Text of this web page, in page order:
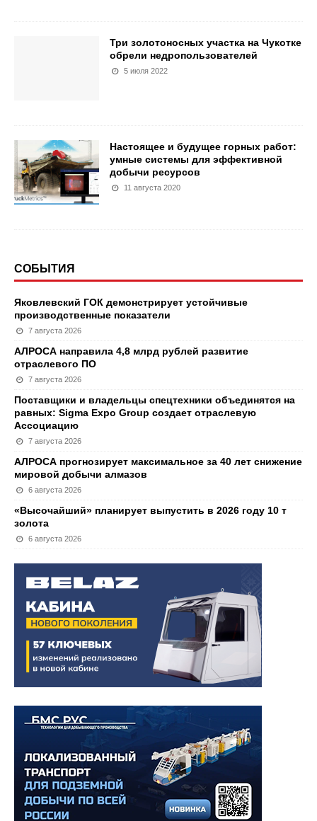
Три золотоносных участка на Чукотке
обрели недропользователей
5 июля 2022
Настоящее и будущее горных работ:
умные системы для эффективной
добычи ресурсов
11 августа 2020
СОБЫТИЯ
Яковлевский ГОК демонстрирует устойчивые
производственные показатели
7 августа 2026
АЛРОСА направила 4,8 млрд рублей развитие
отраслевого ПО
7 августа 2026
Поставщики и владельцы спецтехники объединятся на
равных: Sigma Expo Group создает отраслевую
Ассоциацию
7 августа 2026
АЛРОСА прогнозирует максимальное за 40 лет снижение
мировой добычи алмазов
6 августа 2026
«Высочайший» планирует выпустить в 2026 году 10 т
золота
6 августа 2026